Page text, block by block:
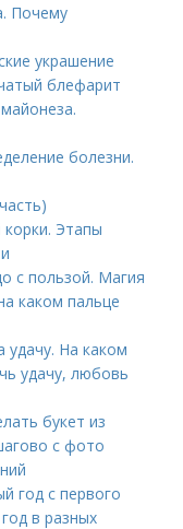
Почему
украшение
блефарит
болезни.
Этапы
с пользой. Магия
каком пальце
удачу. На каком
удачу, любовь
букет из
с фото
год с первого
в разных